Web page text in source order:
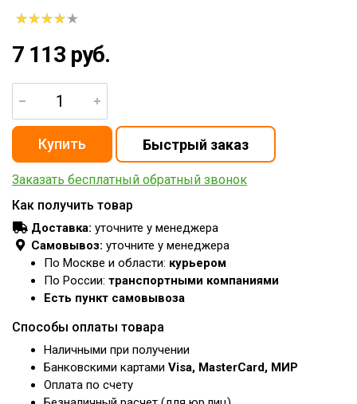
7 113 руб.
Заказать бесплатный обратный звонок
Как получить товар
Доставка: уточните у менеджера
Самовывоз: уточните у менеджера
По Москве и области: курьером
По России: транспортными компаниями
Есть пункт самовывоза
Способы оплаты товара
Наличными при получении
Банковскими картами Visa, MasterCard, МИР
Оплата по счету